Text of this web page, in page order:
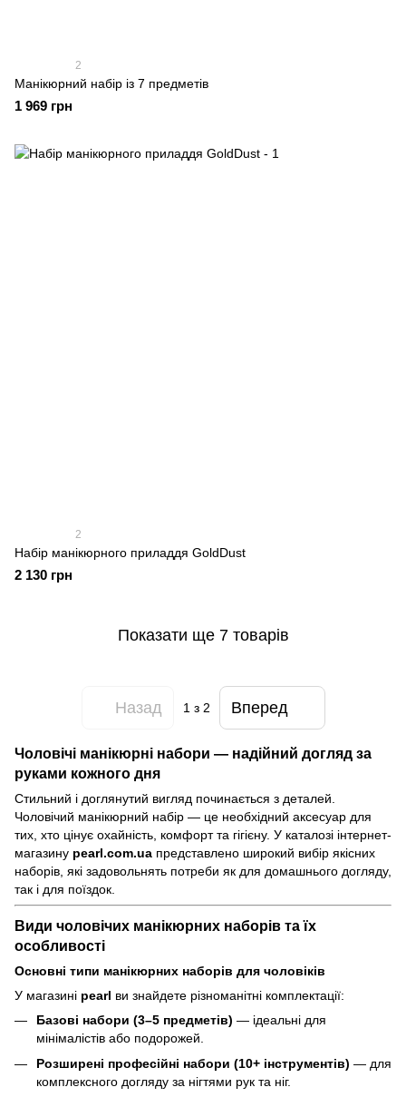
2
Манікюрний набір із 7 предметів
1 969 грн
2
Набір манікюрного приладдя GoldDust
2 130 грн
Показати ще 7 товарів
Назад 1 з 2 Вперед
Чоловічі манікюрні набори — надійний догляд за
руками кожного дня
Стильний і доглянутий вигляд починається з деталей.
Чоловічий манікюрний набір — це необхідний аксесуар для
тих, хто цінує охайність, комфорт та гігієну. У каталозі інтернет-
магазину pearl.com.ua представлено широкий вибір якісних
наборів, які задовольнять потреби як для домашнього догляду,
так і для поїздок.
Види чоловічих манікюрних наборів та їх
особливості
Основні типи манікюрних наборів для чоловіків
У магазині pearl ви знайдете різноманітні комплектації:
Базові набори (3–5 предметів) — ідеальні для
мінімалістів або подорожей.
Розширені професійні набори (10+ інструментів) — для
комплексного догляду за нігтями рук та ніг.